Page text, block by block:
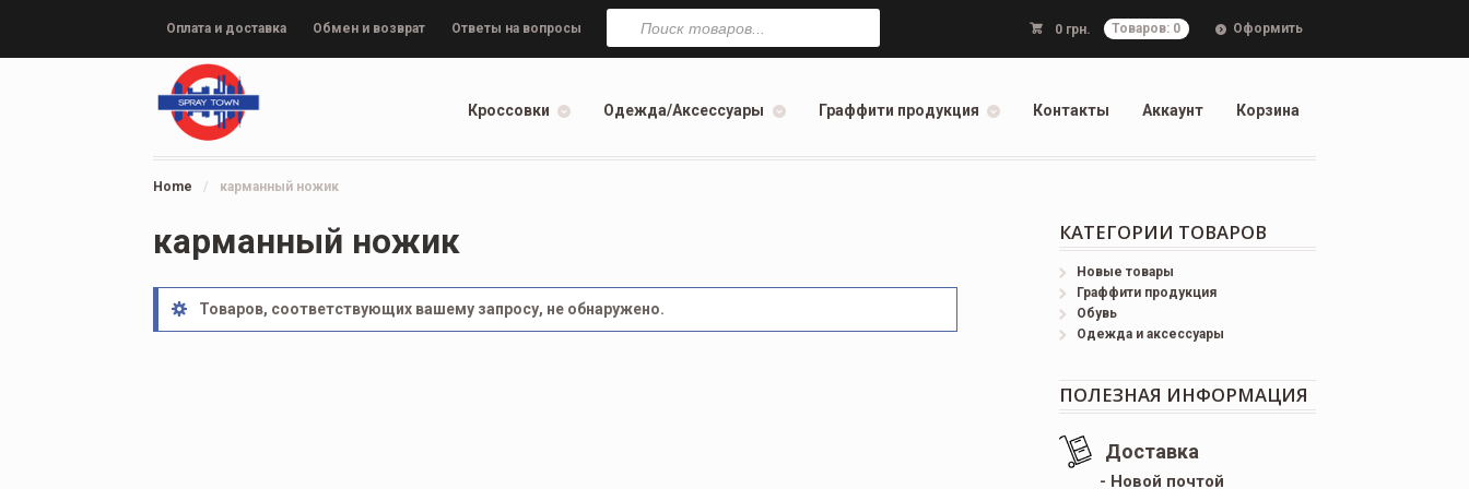
Оплата и доставка Обмен и возврат Ответы на вопросы 0 грн. Товаров: 0 Оформить
Поиск
товаров
Кроссовки Одежда/Аксессуары Граффити продукция Контакты Аккаунт Корзина
Home / карманный ножик
карманный ножик
Товаров, соответствующих вашему запросу, не обнаружено.
КАТЕГОРИИ ТОВАРОВ
Новые товары
Граффити продукция
Обувь
Одежда и аксессуары
ПОЛЕЗНАЯ ИНФОРМАЦИЯ
Доставка
- Новой почтой